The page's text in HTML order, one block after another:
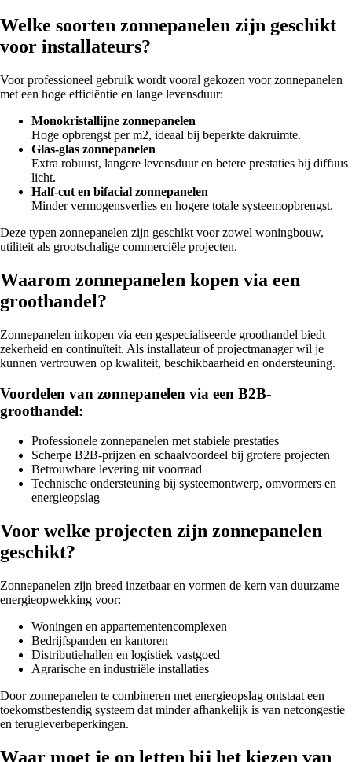
Welke soorten zonnepanelen zijn geschikt
voor installateurs?
Voor professioneel gebruik wordt vooral gekozen voor zonnepanelen
met een hoge efficiëntie en lange levensduur:
Monokristallijne zonnepanelen
Hoge opbrengst per m2, ideaal bij beperkte dakruimte.
Glas-glas zonnepanelen
Extra robuust, langere levensduur en betere prestaties bij diffuus
licht.
Half-cut en bifacial zonnepanelen
Minder vermogensverlies en hogere totale systeemopbrengst.
Deze typen zonnepanelen zijn geschikt voor zowel woningbouw,
utiliteit als grootschalige commerciële projecten.
Waarom zonnepanelen kopen via een
groothandel?
Zonnepanelen inkopen via een gespecialiseerde groothandel biedt
zekerheid en continuïteit. Als installateur of projectmanager wil je
kunnen vertrouwen op kwaliteit, beschikbaarheid en ondersteuning.
Voordelen van zonnepanelen via een B2B-
groothandel:
Professionele zonnepanelen met stabiele prestaties
Scherpe B2B-prijzen en schaalvoordeel bij grotere projecten
Betrouwbare levering uit voorraad
Technische ondersteuning bij systeemontwerp, omvormers en
energieopslag
Voor welke projecten zijn zonnepanelen
geschikt?
Zonnepanelen zijn breed inzetbaar en vormen de kern van duurzame
energieopwekking voor:
Woningen en appartementencomplexen
Bedrijfspanden en kantoren
Distributiehallen en logistiek vastgoed
Agrarische en industriële installaties
Door zonnepanelen te combineren met energieopslag ontstaat een
toekomstbestendig systeem dat minder afhankelijk is van netcongestie
en terugleverbeperkingen.
Waar moet je op letten bij het kiezen van